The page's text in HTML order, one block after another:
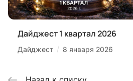
Дайджест 1 квартал 2026
Дайджест / 8 января 2026